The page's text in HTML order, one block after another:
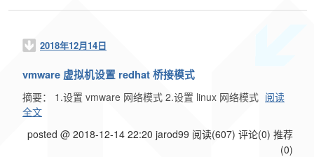
2018年12月14日
vmware 虚拟机设置 redhat 桥接模式
摘要： 1.设置 vmware 网络模式 2.设置 linux 网络模式 阅读
全文
posted @ 2018-12-14 22:20 jarod99 阅读(607) 评论(0) 推荐
(0)